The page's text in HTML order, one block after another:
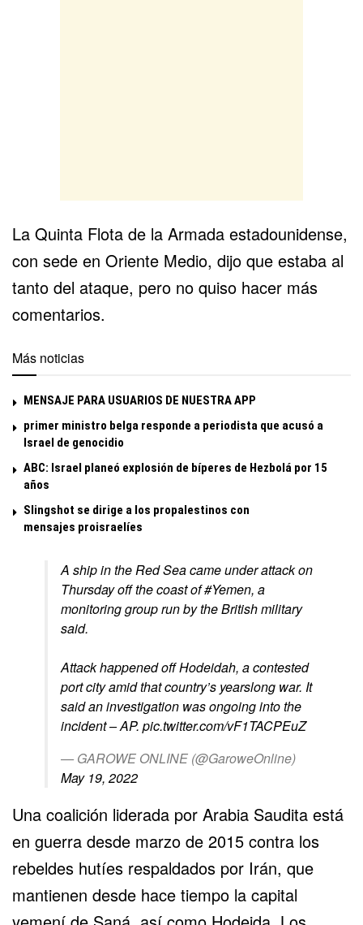
La Quinta Flota de la Armada estadounidense,
con sede en Oriente Medio, dijo que estaba al
tanto del ataque, pero no quiso hacer más
comentarios.
Más noticias
MENSAJE PARA USUARIOS DE NUESTRA APP
primer ministro belga responde a periodista que acusó a
Israel de genocidio
ABC: Israel planeó explosión de bíperes de Hezbolá por 15
años
Slingshot se dirige a los propalestinos con
mensajes proisraelíes
A ship in the Red Sea came under attack on
Thursday off the coast of#Yemen, a
monitoring group run by the British military
said.
Attack happened off Hodeidah, a contested
port city amid that country’s yearslong war. It
said an investigation was ongoing into the
incident – AP. pic.twitter.com/vF1TACPEuZ
— GAROWE ONLINE (@GaroweOnline)
May 19, 2022
Una coalición liderada por Arabia Saudita está
en guerra desde marzo de 2015 contra los
rebeldes hutíes respaldados por Irán, que
mantienen desde hace tiempo la capital